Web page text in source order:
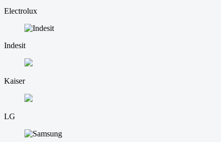
Electrolux
Indesit
Kaiser
LG